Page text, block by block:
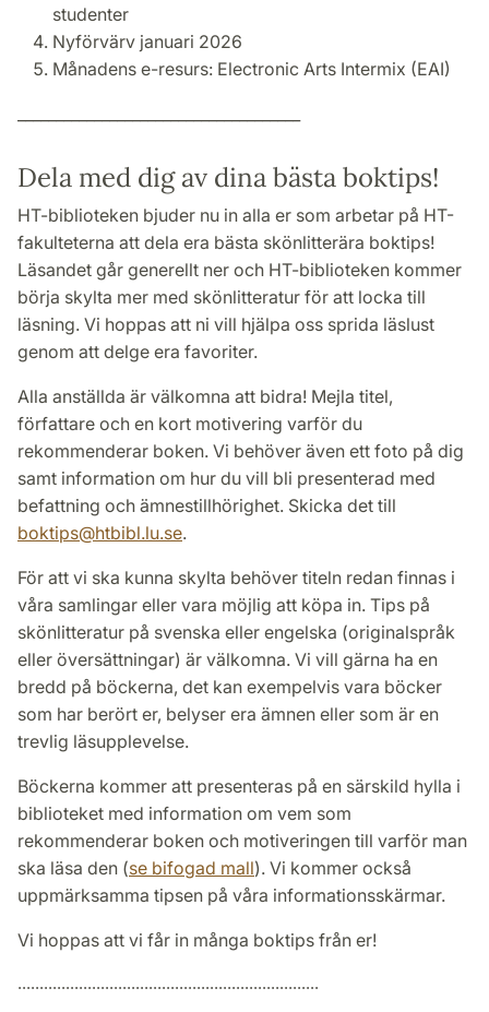
studenter
Nyförvärv januari 2026
Månadens e-resurs: Electronic Arts Intermix (EAI)
Dela med dig av dina bästa boktips!
HT-biblioteken bjuder nu in alla er som arbetar på HT-
fakulteterna att dela era bästa skönlitterära boktips!
Läsandet går generellt ner och HT-biblioteken kommer
börja skylta mer med skönlitteratur för att locka till
läsning. Vi hoppas att ni vill hjälpa oss sprida läslust
genom att delge era favoriter.
Alla anställda är välkomna att bidra! Mejla titel,
författare och en kort motivering varför du
rekommenderar boken. Vi behöver även ett foto på dig
samt information om hur du vill bli presenterad med
befattning och ämnestillhörighet. Skicka det till
boktips@htbibl.lu.se.
För att vi ska kunna skylta behöver titeln redan finnas i
våra samlingar eller vara möjlig att köpa in. Tips på
skönlitteratur på svenska eller engelska (originalspråk
eller översättningar) är välkomna. Vi vill gärna ha en
bredd på böckerna, det kan exempelvis vara böcker
som har berört er, belyser era ämnen eller som är en
trevlig läsupplevelse.
Böckerna kommer att presenteras på en särskild hylla i
biblioteket med information om vem som
rekommenderar boken och motiveringen till varför man
ska läsa den (se bifogad mall). Vi kommer också
uppmärksamma tipsen på våra informationsskärmar.
Vi hoppas att vi får in många boktips från er!
.....................................................................